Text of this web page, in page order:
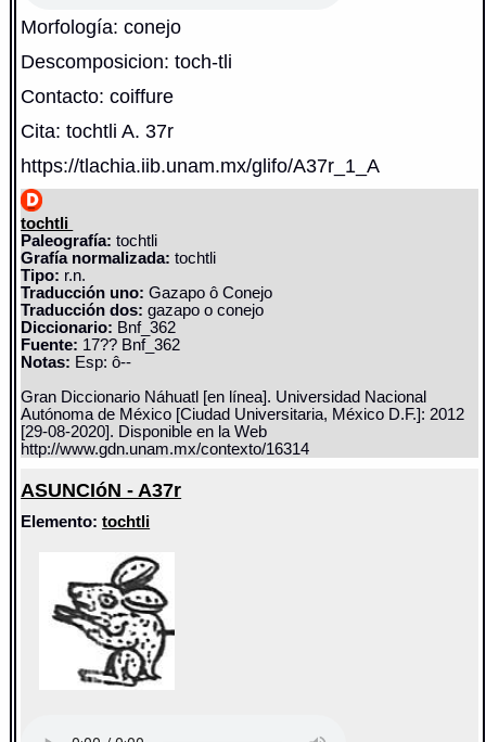
Morfología: conejo
Descomposicion: toch-tli
Contacto: coiffure
Cita: tochtli A. 37r
https://tlachia.iib.unam.mx/glifo/A37r_1_A
tochtli
Paleografía: tochtli
Grafía normalizada: tochtli
Tipo: r.n.
Traducción uno: Gazapo ô Conejo
Traducción dos: gazapo o conejo
Diccionario: Bnf_362
Fuente: 17?? Bnf_362
Notas: Esp: ô--
Gran Diccionario Náhuatl [en línea]. Universidad Nacional
Autónoma de México [Ciudad Universitaria, México D.F.]: 2012
[29-08-2020]. Disponible en la Web
http://www.gdn.unam.mx/contexto/16314
ASUNCIóN - A37r
Elemento:tochtli